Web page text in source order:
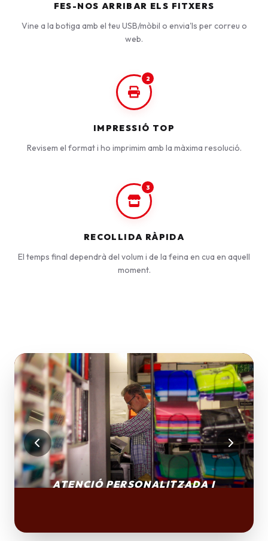
FES-NOS ARRIBAR ELS FITXERS
Vine a la botiga amb el teu USB/mòbil o envia'ls per correu o
web.
2
IMPRESSIÓ TOP
Revisem el format i ho imprimim amb la màxima resolució.
3
RECOLLIDA RÀPIDA
El temps final dependrà del volum i de la feina en cua en aquell
moment.